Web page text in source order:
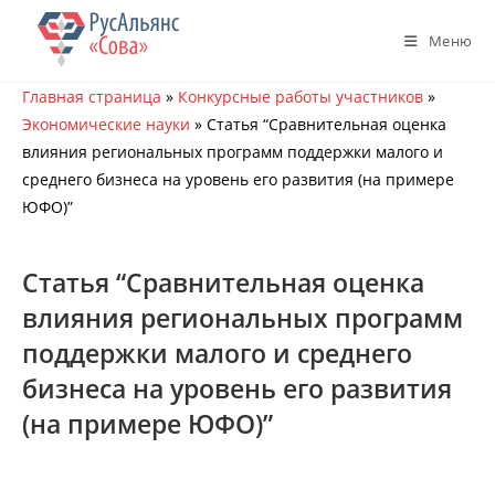
Перейти
содержимому
Меню
Главная страница » Конкурсные работы участников »
Экономические науки » Статья “Сравнительная оценка
влияния региональных программ поддержки малого и
среднего бизнеса на уровень его развития (на примере
ЮФО)”
Статья “Сравнительная оценка
влияния региональных программ
поддержки малого и среднего
бизнеса на уровень его развития
(на примере ЮФО)”